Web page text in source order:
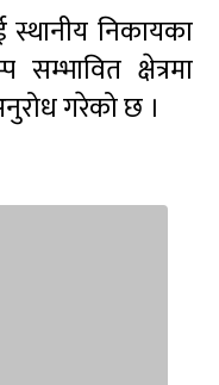
स्थानीय निकायका
क्षेत्रमा
गरेको छ ।